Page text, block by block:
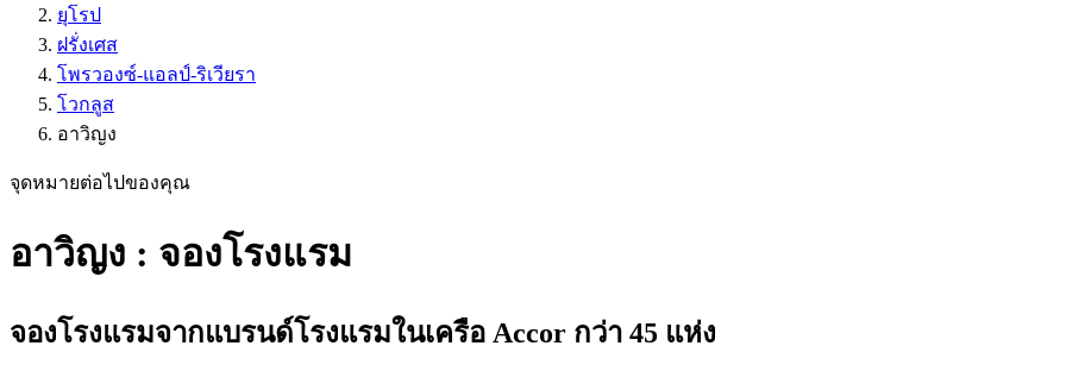
ยุโรป
ฝรั่งเศส
โพรวองซ์-แอลป์-ริเวียรา
โวกลูส
อาวิญง
จุดหมายต่อไปของคุณ
อาวิญง : จองโรงแรม
จองโรงแรมจากแบรนด์โรงแรมในเครือ Accor กว่า 45 แห่ง